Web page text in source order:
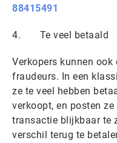
88415491
4. Te veel betaald
Verkopers kunnen
fraudeurs. In een
ze te veel hebben
verkoopt, en posten
transactie blijkbaar te
verschil terug te